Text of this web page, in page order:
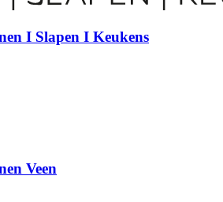
I Slapen I Keukens
Veen